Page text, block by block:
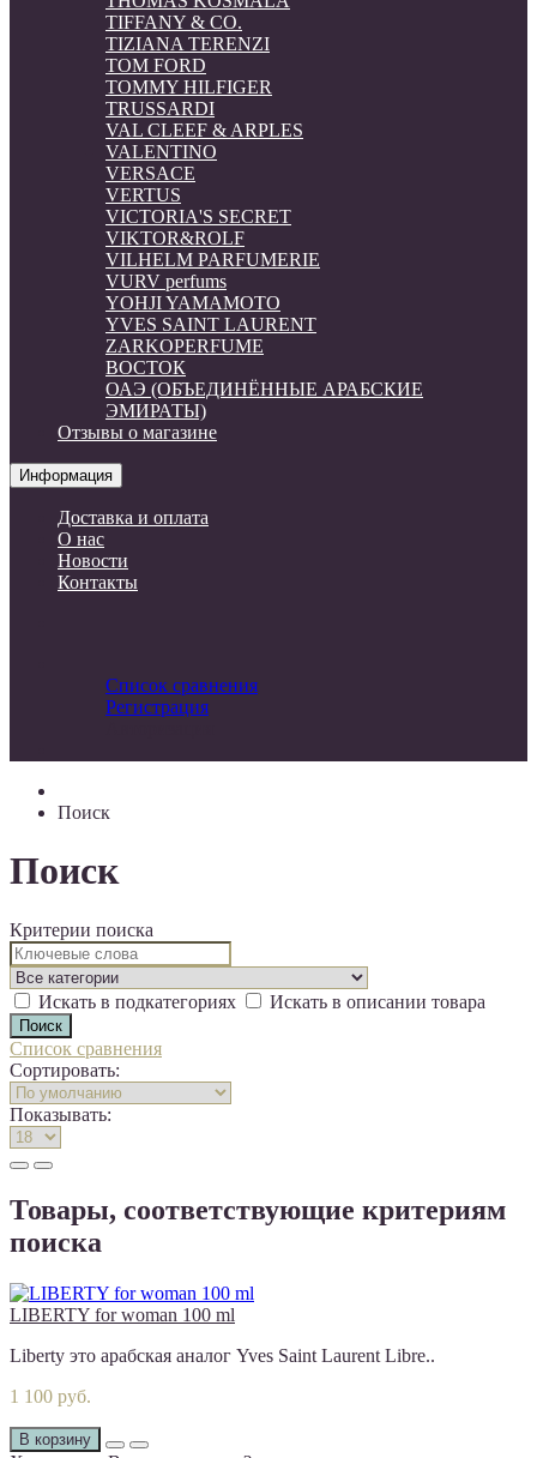
TIFFANY & CO.
TIZIANA TERENZI
TOM FORD
TOMMY HILFIGER
TRUSSARDI
VAL CLEEF & ARPLES
VALENTINO
VERSACE
VERTUS
VICTORIA'S SECRET
VIKTOR&ROLF
VILHELM PARFUMERIE
VURV perfums
YOHJI YAMAMOTO
YVES SAINT LAURENT
ZARKOPERFUME
ВОСТОК
ОАЭ (ОБЪЕДИНЁННЫЕ АРАБСКИЕ
ЭМИРАТЫ)
Отзывы о магазине
Информация
Доставка и оплата
О нас
Новости
Контакты
Список сравнения
Регистрация
Поиск
Поиск
Критерии поиска
Искать в подкатегориях Искать в описании товара
Список сравнения
Сортировать:
Показывать:
Товары, соответствующие критериям
поиска
LIBERTY for woman 100 ml
Liberty это арабская аналог Yves Saint Laurent Libre..
1 100 руб.
В корзину